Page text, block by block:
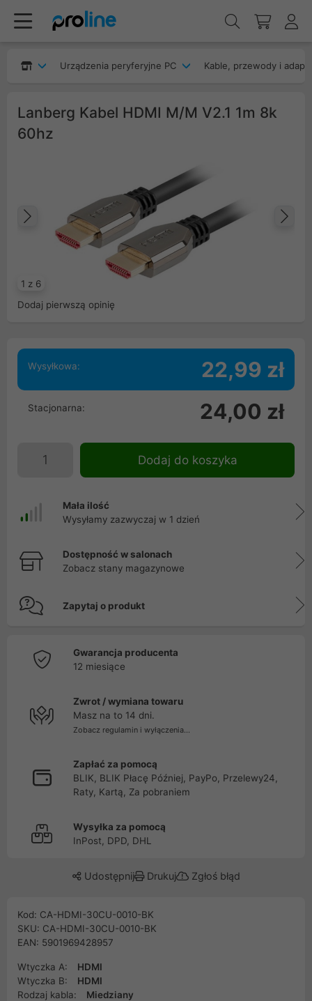
Urządzenia peryferyjne PC Kable, przewody i
Lanberg Kabel HDMI M/M V2.1 1m 8k
60hz
1 z 6
Poprzedni
Dodaj pierwszą opinię
Wysyłkowa: 22,99 zł
Stacjonarna: 24,00 zł
Dodaj do koszyka
Mała ilość
Wysyłamy zazwyczaj w 1 dzień
Dostępność w salonach
Zobacz stany magazynowe
Zapytaj o produkt
Gwarancja producenta
12 miesiące
Zwrot / wymiana towaru
Masz na to 14 dni.
Zobacz regulamin i wyłączenia...
Zapłać za pomocą
BLIK, BLIK Płacę Później, PayPo, Przelewy24,
Raty, Kartą, Za pobraniem
Wysyłka za pomocą
InPost, DPD, DHL
Udostępnij Drukuj Zgłoś błąd
Kod: CA-HDMI-30CU-0010-BK
SKU: CA-HDMI-30CU-0010-BK
EAN: 5901969428957
Wtyczka A:
HDMI
Wtyczka B:
HDMI
Rodzaj kabla:
Miedziany